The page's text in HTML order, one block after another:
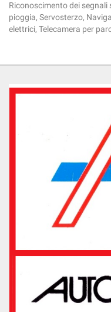
Riconoscimento dei segnali
pioggia, Servosterzo,
elettrici, Telecamera per